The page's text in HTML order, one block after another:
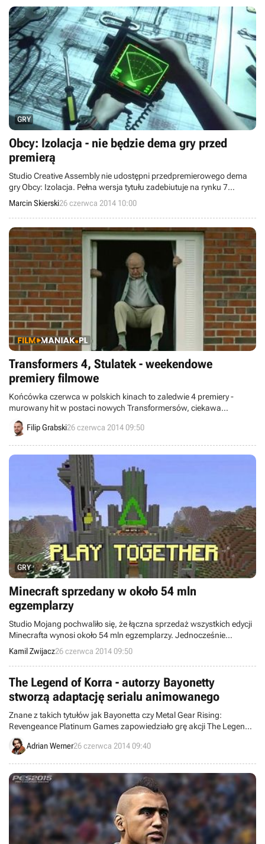
GRY
Obcy: Izolacja - nie będzie dema gry przed
premierą
Studio Creative Assembly nie udostępni przedpremierowego dema
gry Obcy: Izolacja. Pełna wersja tytułu zadebiutuje na rynku 7
października bieżącego roku na PC, PlayStation 4, PlayStation 3,
Xboksie One oraz Xboksie 360.
Marcin Skierski26 czerwca 2014 10:00
Transformers 4, Stulatek - weekendowe
premiery filmowe
Końcówka czerwca w polskich kinach to zaledwie 4 premiery -
murowany hit w postaci nowych Transformersów, ciekawa
szwedzka komedia o pewnym stulatku oraz coś dla fanów Emmy
Thompson i Pierce'a Brosnana, a także pewien irański dramat.
Filip Grabski26 czerwca 2014 09:50
GRY
Minecraft sprzedany w około 54 mln
egzemplarzy
Studio Mojang pochwaliło się, że łączna sprzedaż wszystkich edycji
Minecrafta wynosi około 54 mln egzemplarzy. Jednocześnie
konsolowym wersjom udało się pobić wynik PC-towego wydania,
który obecnie oscyluje w okolicach 15,8 mln. Natomiast w sierpniu
ukażą się kolejne edycje sandboksa, dedykowane konsolom
PlayStation Vita, PlayStation 4 i Xbox One.
Kamil Zwijacz26 czerwca 2014 09:50
The Legend of Korra - autorzy Bayonetty
stworzą adaptację serialu animowanego
Znane z takich tytułów jak Bayonetta czy Metal Gear Rising:
Revengeance Platinum Games zapowiedziało grę akcji The Legend
of Korra, opartą na kanwie popularnego serialu animowanego.
Adrian Werner26 czerwca 2014 09:40